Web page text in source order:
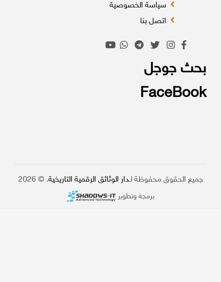
سياسة الخصوصية
اتصل بنا
بحث جوجل
FaceBook
جميع الحقوق محفوظة لـ دار الوثائق الرقمية التاريخية. © 2026
برمجة وتطوير